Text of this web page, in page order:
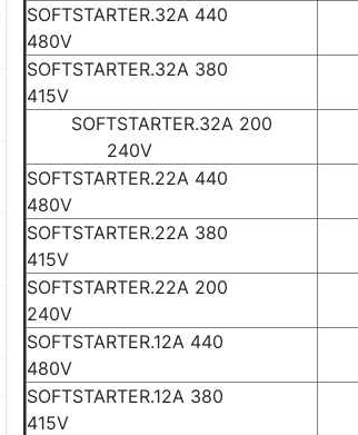
SOFTSTARTER.32A 440
480V
SOFTSTARTER.32A 380
415V
SOFTSTARTER.32A 200
240V
SOFTSTARTER.22A 440
480V
SOFTSTARTER.22A 380
415V
SOFTSTARTER.22A 200
240V
SOFTSTARTER.12A 440
480V
SOFTSTARTER.12A 380
415V